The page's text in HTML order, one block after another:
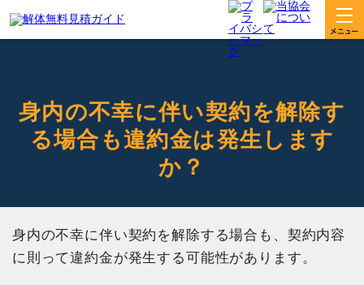
身内の不幸に伴い契約を解除す
る場合も違約金は発生します
か？
身内の不幸に伴い契約を解除する場合も、契約内容
に則って違約金が発生する可能性があります。